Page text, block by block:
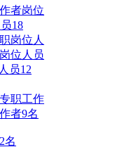
者岗位
18
岗位人
位人员
员12
职工作
者9名
名